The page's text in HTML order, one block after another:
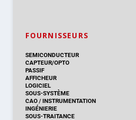
FOURNISSEURS
SEMICONDUCTEUR
CAPTEUR/OPTO
PASSIF
AFFICHEUR
LOGICIEL
SOUS-SYSTÈME
CAO/INSTRUMENTATION
INGÉNIERIE
SOUS-TRAITANCE